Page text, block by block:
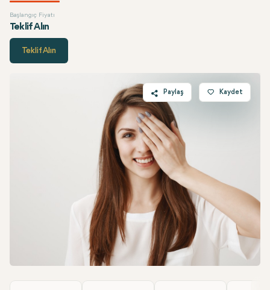
Başlangıç Fiyatı
Teklif Alın
DünyagözFiyatı
Teklif Alın
Paylaş
Twitter
Facebook
Linkedin
WhatsApp
Telegram
E-posta
Kaydet